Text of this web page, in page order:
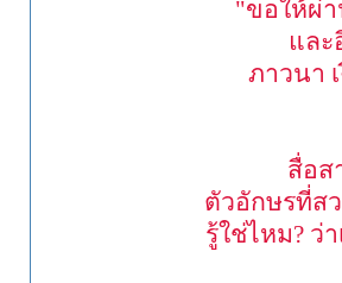
"ขอให้ผ่า
แล
ภาวนา
สื่อส
ตัวอักษรที่ส
รู้ใช่ไหม? ว่